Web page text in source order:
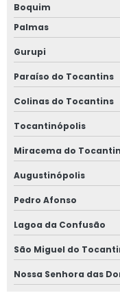
Boquim
Palmas
Gurupi
Paraíso do Tocantins
Colinas do Tocantins
Tocantinópolis
Miracema do
Augustinópolis
Pedro Afonso
Lagoa da Confusão
São Miguel do
Nossa Senhora das